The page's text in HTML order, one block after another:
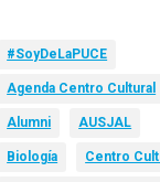
#SoyDeLaPUCE
Agenda Centro Cultural
Alumni AUSJAL
Biología Centro